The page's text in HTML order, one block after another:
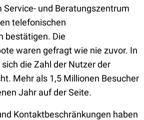
Service- und Beratungszentrum
telefonischen
bestätigen. Die
waren gefragt wie nie zuvor. In
die Zahl der Nutzer der
Mehr als 1,5 Millionen Besucher
Jahr auf der Seite.
Kontaktbeschränkungen haben